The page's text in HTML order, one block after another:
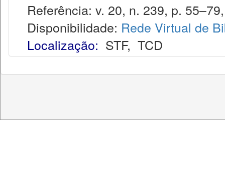
Referência: v. 20, n. 239, p.
Disponibilidade: Rede Virtual de
Localização: STF, TCD